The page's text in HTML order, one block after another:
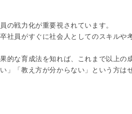
の戦力化が重要視されています。
社員がすぐに社会人としてのスキルや
的な育成法を知れば、これまで以上の
」「教え方が分からない」という方は